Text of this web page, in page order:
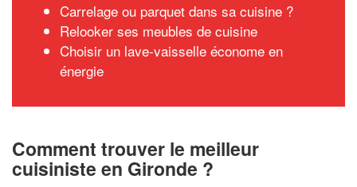
Carrelage ou parquet dans sa cuisine ?
Relooker ses meubles de cuisine
Choisir un lave-vaisselle économe en
énergie
Comment trouver le meilleur
cuisiniste en Gironde ?